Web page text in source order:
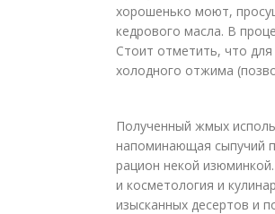
хорошенько моют,
кедрового масла. В
Стоит отметить, что
холодного отжима
Полученный жмых
напоминающая сыпучий
рацион некой
и косметология и
изысканных десертов и